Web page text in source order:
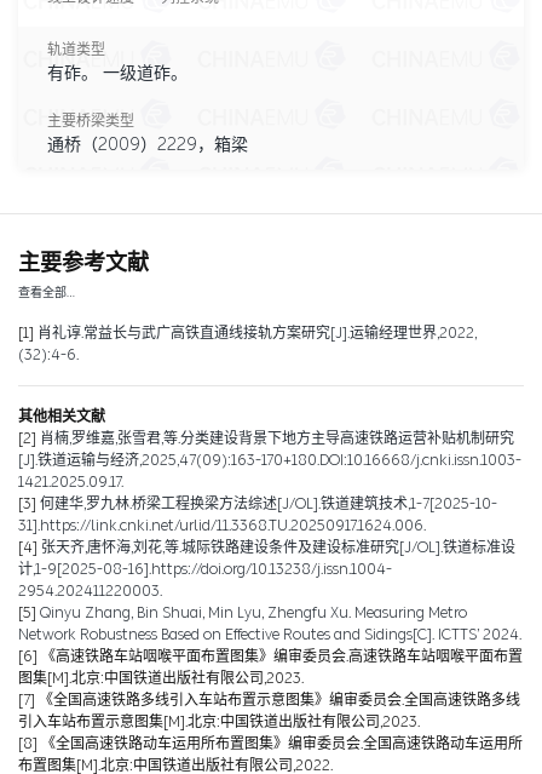
轨道类型
有砟。 一级道砟。
主要桥梁类型
通桥（2009）2229，箱梁
主要参考文献
查看全部…
[1] 肖礼谆.常益长与武广高铁直通线接轨方案研究[J].运输经理世界,2022,
(32):4-6.
其他相关文献
[2] 肖楠,罗维嘉,张雪君,等.分类建设背景下地方主导高速铁路运营补贴机制研究
[J].铁道运输与经济,2025,47(09):163-170+180.DOI:10.16668/j.cnki.issn.1003-
1421.2025.09.17.
[3] 何建华,罗九林.桥梁工程换梁方法综述[J/OL].铁道建筑技术,1-7[2025-10-
31].https://link.cnki.net/urlid/11.3368.TU.20250917.1624.006.
[4] 张天齐,唐怀海,刘花,等.城际铁路建设条件及建设标准研究[J/OL].铁道标准设
计,1-9[2025-08-16].https://doi.org/10.13238/j.issn.1004-
2954.202411220003.
[5] Qinyu Zhang, Bin Shuai, Min Lyu, Zhengfu Xu. Measuring Metro
Network Robustness Based on Effective Routes and Sidings[C]. ICTTS’ 2024.
[6]
《高速铁路车站咽喉平面布置图集》编审委员会.高速铁路车站咽喉平面布置
图集[M].北京:中国铁道出版社有限公司,2023.
[7]
《全国高速铁路多线引入车站布置示意图集》编审委员会.全国高速铁路多线
引入车站布置示意图集[M].北京:中国铁道出版社有限公司,2023.
[8]
《全国高速铁路动车运用所布置图集》编审委员会.全国高速铁路动车运用所
布置图集[M].北京:中国铁道出版社有限公司,2022.